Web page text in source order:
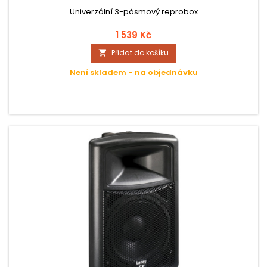
Univerzální 3-pásmový reprobox
1 539 Kč
 Přidat do košíku
Není skladem - na objednávku